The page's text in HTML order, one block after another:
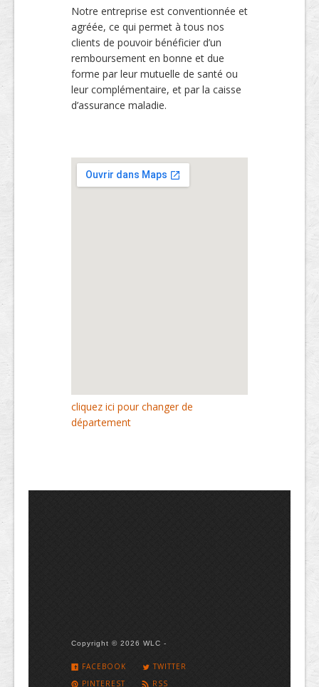
Notre entreprise est conventionnée et
agréée, ce qui permet à tous nos
clients de pouvoir bénéficier d’un
remboursement en bonne et due
forme par leur mutuelle de santé ou
leur complémentaire, et par la caisse
d’assurance maladie.
cliquez ici pour changer de
département
Copyright © 2026 WLC -
FACEBOOK
TWITTER
PINTEREST
RSS